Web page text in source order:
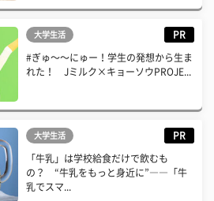
大学生活 PR
#ぎゅ〜〜にゅー！学生の発想から生ま
れた！ Jミルク×キョーソウPROJE...
大学生活 PR
「牛乳」は学校給食だけで飲むも
の？ “牛乳をもっと身近に”――「牛
乳でスマ...